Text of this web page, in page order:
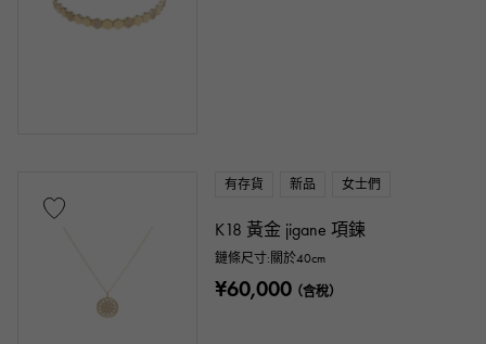
有存貨 新品 女士們
K18 黃金 jigane 項鍊
鏈條尺寸:關於40cm
¥60,000（含稅）